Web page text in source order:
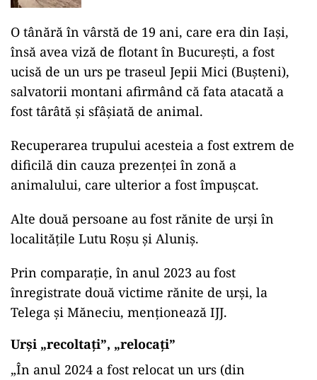
O tânără în vârstă de 19 ani, care era din Iași,
însă avea viză de flotant în București, a fost
ucisă de un urs pe traseul Jepii Mici (Bușteni),
salvatorii montani afirmând că fata atacată a
fost târâtă și sfâșiată de animal.
Recuperarea trupului acesteia a fost extrem de
dificilă din cauza prezenței în zonă a
animalului, care ulterior a fost împușcat.
Alte două persoane au fost rănite de urși în
localitățile Lutu Roșu și Aluniș.
Prin comparație, în anul 2023 au fost
înregistrate două victime rănite de urși, la
Telega și Măneciu, menționează IJJ.
Urși „recoltați”, „relocați”
„În anul 2024 a fost relocat un urs (din